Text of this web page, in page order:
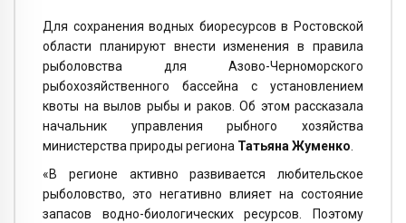
Для сохранения водных биоресурсов в Ростовской
области планируют внести изменения в правила
рыболовства для Азово-Черноморского
рыбохозяйственного бассейна с установлением
квоты на вылов рыбы и раков. Об этом рассказала
начальник управления рыбного хозяйства
министерства природы региона Татьяна Жуменко.
«В регионе активно развивается любительское
рыболовство, это негативно влияет на состояние
запасов водно-биологических ресурсов. Поэтому